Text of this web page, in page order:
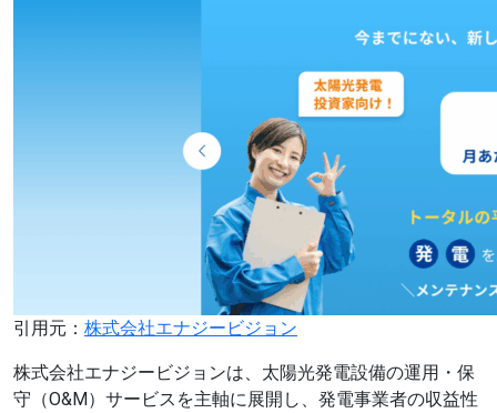
引用元： 株式会社エナジービジョン
株式会社エナジービジョンは、太陽光発電設備の運用・保
守（O&M）サービスを主軸に展開し、発電事業者の収益性